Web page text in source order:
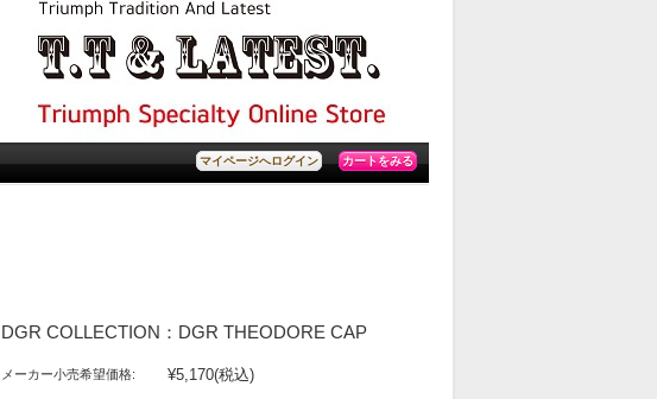
マイページへログイン カートをみる
DGR COLLECTION：DGR THEODORE CAP
メーカー小売希望価格: ¥5,170(税込)